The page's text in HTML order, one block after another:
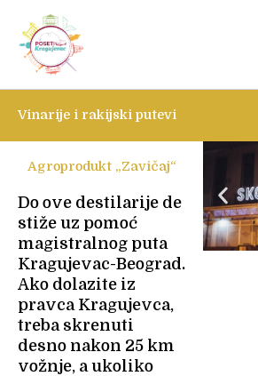
content
Vinarije i rakijski putevi
Agroprodukt „Zavičaj“
Do ove destilarije de
stiže uz pomoć
magistralnog puta
Kragujevac-Beograd.
Ako dolazite iz
pravca Kragujevca,
treba skrenuti
desno nakon 25 km
vožnje, a ukoliko